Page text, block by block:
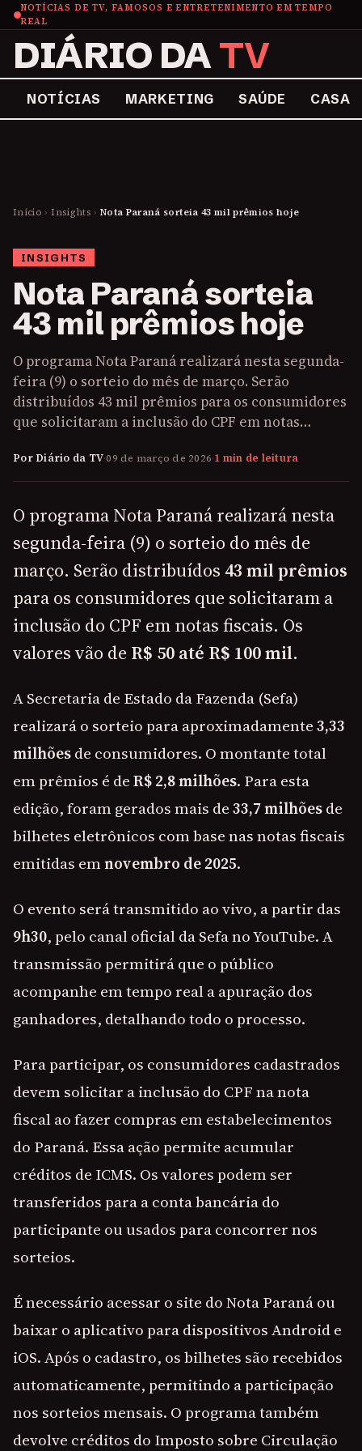
NOTÍCIAS DE TV, FAMOSOS E ENTRETENIMENTO EM TEMPO
REAL
DIÁRIO DATV
NOTÍCIAS MARKETING SAÚDE CASA
Início › Insights › Nota Paraná sorteia 43 mil prêmios hoje
INSIGHTS
Nota Paraná sorteia
43 mil prêmios hoje
O programa Nota Paraná realizará nesta segunda-
feira (9) o sorteio do mês de março. Serão
distribuídos 43 mil prêmios para os consumidores
que solicitaram a inclusão do CPF em notas…
Por Diário da TV·09 de março de 2026·1 min de leitura
O programa Nota Paraná realizará nesta
segunda-feira (9) o sorteio do mês de
março. Serão distribuídos 43 mil prêmios
para os consumidores que solicitaram a
inclusão do CPF em notas fiscais. Os
valores vão de R$ 50 até R$ 100 mil.
A Secretaria de Estado da Fazenda (Sefa)
realizará o sorteio para aproximadamente3,33
milhõesde consumidores. O montante total
em prêmios é deR$ 2,8 milhões. Para esta
edição, foram gerados mais de33,7 milhõesde
bilhetes eletrônicos com base nas notas fiscais
emitidas emnovembro de 2025.
O evento será transmitido ao vivo, a partir das
9h30, pelo canal oficial da Sefa no YouTube. A
transmissão permitirá que o público
acompanhe em tempo real a apuração dos
ganhadores, detalhando todo o processo.
Para participar, os consumidores cadastrados
devem solicitar a inclusão do CPF na nota
fiscal ao fazer compras em estabelecimentos
do Paraná. Essa ação permite acumular
créditos de ICMS. Os valores podem ser
transferidos para a conta bancária do
participante ou usados para concorrer nos
sorteios.
É necessário acessar o site do Nota Paraná ou
baixar o aplicativo para dispositivos Android e
iOS. Após o cadastro, os bilhetes são recebidos
automaticamente, permitindo a participação
nos sorteios mensais. O programa também
devolve créditos do Imposto sobre Circulação